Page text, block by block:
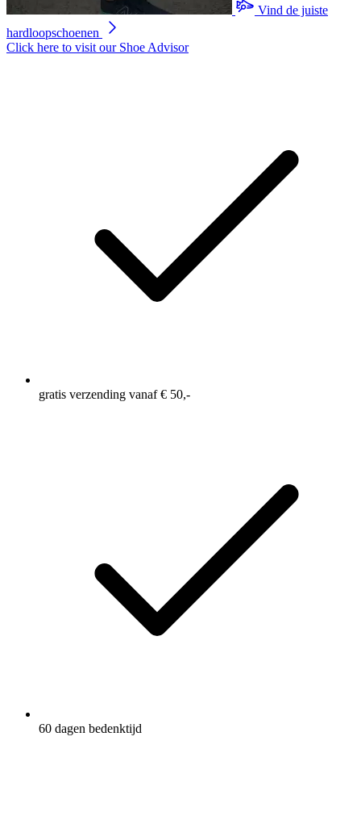
scorewaarde.
54
Reviews.
Vind de juiste
hardloopschoenen
Click here to visit our Shoe Advisor
gratis verzending vanaf € 50,-
60 dagen bedenktijd